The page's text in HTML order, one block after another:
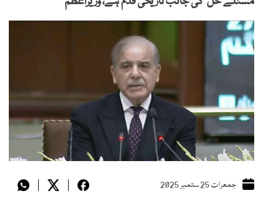
جمعرات 25 ستمبر 2025